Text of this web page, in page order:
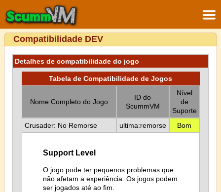
Compatibilidade DEV
Detalhes de compatibilidade do jogo
Tabela de Compatibilidade de Jogos
Nome Completo do Jogo
ID do
ScummVM
Nível
de
Suporte
Crusader: No Remorse
ultima:remorse Bom
Support Level
O jogo pode ter pequenos problemas que
não afetam a experiência. Os jogos podem
ser jogados até ao fim.